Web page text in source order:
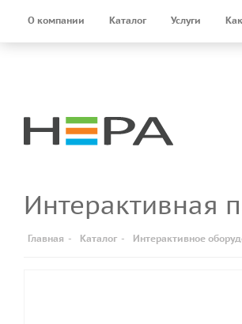
О компании Каталог Услуги
Интерактивная
Главная - Каталог - Интерактивное